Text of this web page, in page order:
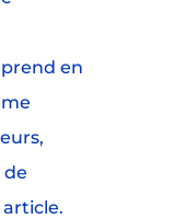
en
de
article.